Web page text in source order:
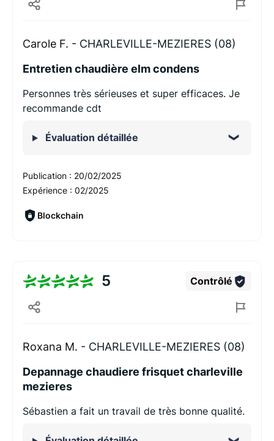
Carole F. - CHARLEVILLE-MEZIERES (08)
Entretien chaudière elm condens
Personnes très sérieuses et super efficaces. Je
recommande cdt
Évaluation détaillée
Publication : 20/02/2025
Expérience : 02/2025
Blockchain
5 Contrôlé
Roxana M. - CHARLEVILLE-MEZIERES (08)
Depannage chaudiere frisquet charleville
mezieres
Sébastien a fait un travail de très bonne qualité.